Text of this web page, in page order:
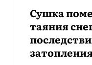
Сушка
таяния